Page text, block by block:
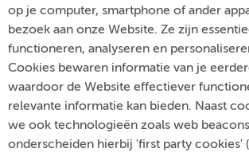
op je computer, smartphone of ander
bezoek aan onze Website. Ze zijn
functioneren, analyseren en
Cookies bewaren informatie van je
waardoor de Website effectiever
relevante informatie kan bieden. Naast
we ook technologieën zoals web
onderscheiden hierbij 'first party cookies'